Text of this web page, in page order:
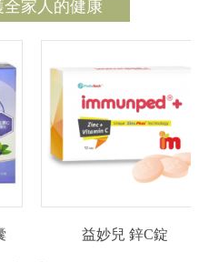
家人的健康
益妙兒 鋅C錠